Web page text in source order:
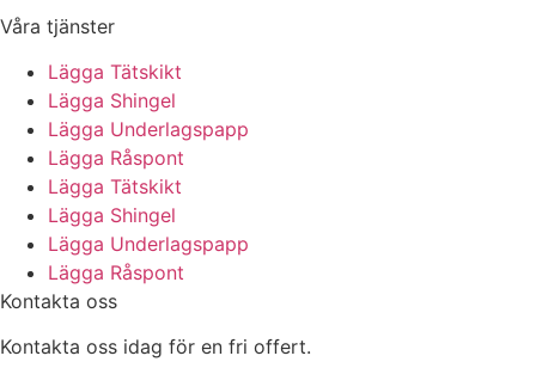
Våra tjänster
Lägga Tätskikt
Lägga Shingel
Lägga Underlagspapp
Lägga Råspont
Lägga Tätskikt
Lägga Shingel
Lägga Underlagspapp
Lägga Råspont
Kontakta oss
Kontakta oss idag för en fri offert.